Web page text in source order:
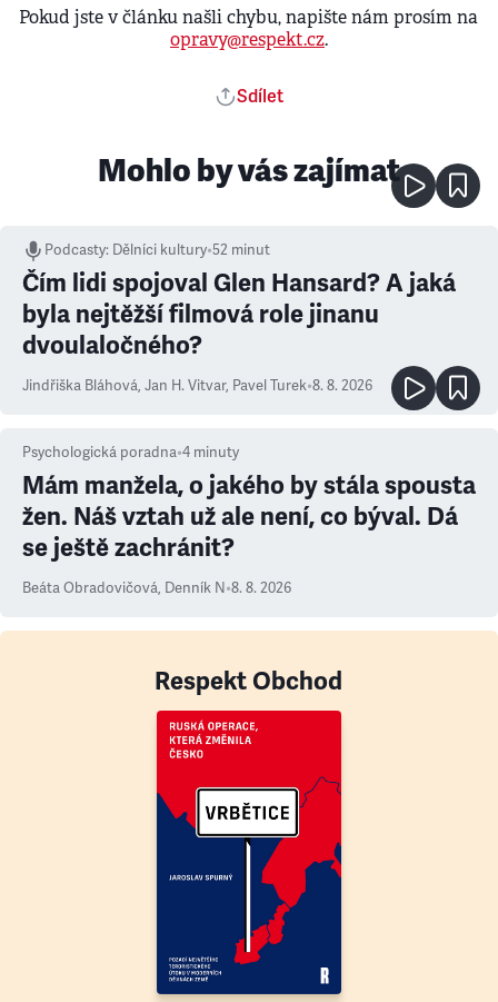
Pokud jste v článku našli chybu, napište nám prosím na
opravy@respekt.cz.
Sdílet
Mohlo by vás zajímat
Podcasty: Dělníci kultury•52 minut
Čím lidi spojoval Glen Hansard? A jaká
byla nejtěžší filmová role jinanu
dvoulaločného?
Jindřiška Bláhová, Jan H. Vitvar, Pavel Turek•8. 8. 2026
Psychologická poradna•4 minuty
Mám manžela, o jakého by stála spousta
žen. Náš vztah už ale není, co býval. Dá
se ještě zachránit?
Beáta Obradovičová, Denník N•8. 8. 2026
Respekt Obchod